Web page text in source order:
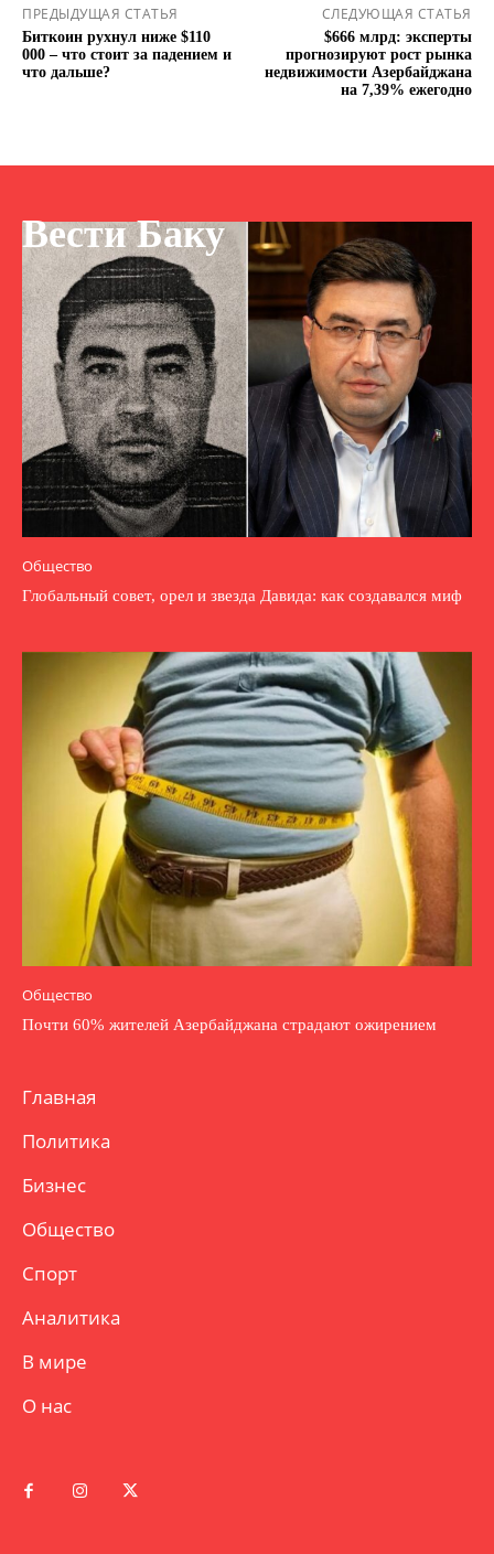
ПРЕДЫДУЩАЯ СТАТЬЯ
Биткоин рухнул ниже $110
000 – что стоит за падением и
что дальше?
СЛЕДУЮЩАЯ СТАТЬЯ
$666 млрд: эксперты
прогнозируют рост рынка
недвижимости Азербайджана
на 7,39% ежегодно
Вести Баку
Общество
Глобальный совет, орел и звезда Давида: как создавался миф
Общество
Почти 60% жителей Азербайджана страдают ожирением
Главная
Политика
Бизнес
Общество
Спорт
Аналитика
В мире
О нас